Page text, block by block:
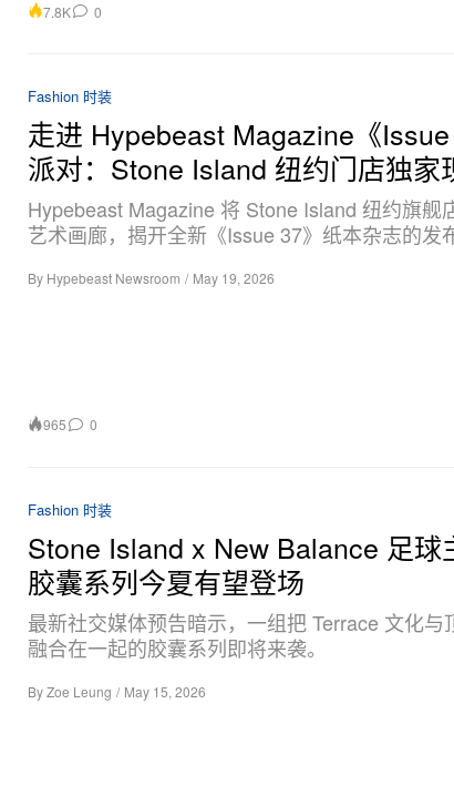
7.8K 0
Fashion 时装
走进 Hypebeast Magazine《
派对：Stone Island 纽约门店独家
Hypebeast Magazine 将 Stone Island 纽约旗舰
艺术画廊，揭开全新《Issue 37》纸本杂志的发
By Hypebeast Newsroom / May 19, 2026
965 0
Fashion 时装
Stone Island x New Balance 足球
胶囊系列今夏有望登场
最新社交媒体预告暗示，一组把 Terrace 文化与
融合在一起的胶囊系列即将来袭。
ByZoe Leung / May 15, 2026